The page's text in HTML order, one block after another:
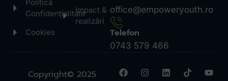
Politică
Confidențialitate
Cookies
Impact &
realizări
office@empoweryouth.ro
Telefon
0743 579 466
Copyright© 2025